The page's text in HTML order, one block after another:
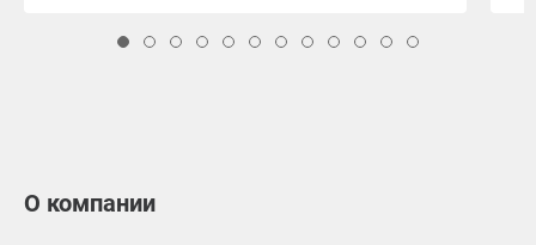
О компании